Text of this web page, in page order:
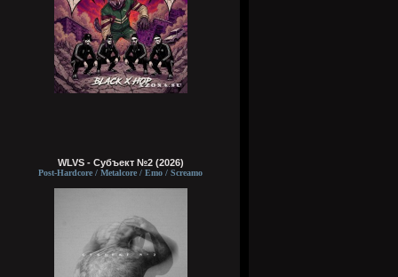
WLVS - Субъект №2 (2026)
Post-Hardcore / Metalcore / Emo / Screamo